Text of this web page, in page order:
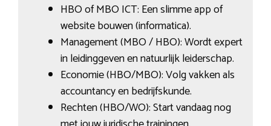
HBO of MBO ICT: Een slimme app of
website bouwen (informatica).
Management (MBO / HBO): Wordt expert
in leidinggeven en natuurlijk leiderschap.
Economie (HBO/MBO): Volg vakken als
accountancy en bedrijfskunde.
Rechten (HBO/WO): Start vandaag nog